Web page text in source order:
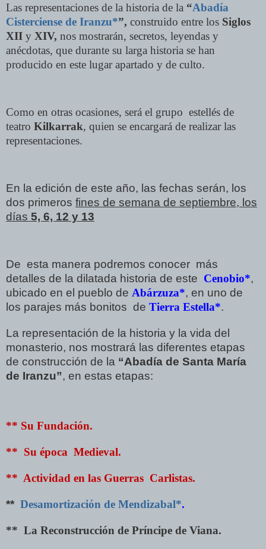
Las representaciones de la historia de la “Abadía
Cisterciense de Iranzu*”, construido entre los Siglos
XII y XIV, nos mostrarán, secretos, leyendas y
anécdotas, que durante su larga historia se han
producido en este lugar apartado y de culto.
Como en otras ocasiones, será el grupo estellés de
teatro Kilkarrak, quien se encargará de realizar las
representaciones.
En la edición de este año, las fechas serán, los
dos primeros fines de semana de septiembre, los
días 5, 6, 12 y 13
De esta manera podremos conocer más
detalles de la dilatada historia de este Cenobio*,
ubicado en el pueblo de Abárzuza*, en uno de
los parajes más bonitos de Tierra Estella*.
La representación de la historia y la vida del
monasterio, nos mostrará las diferentes etapas
de construcción de la “Abadía de Santa María
de Iranzu”, en estas etapas:
** Su Fundación.
** Su época Medieval.
** Actividad en las Guerras Carlistas.
** Desamortización de Mendizabal*.
** La Reconstrucción de Príncipe de Viana.